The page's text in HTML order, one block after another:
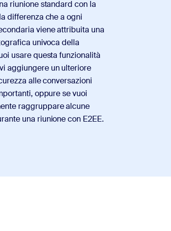
riunione standard con la
differenza che a ogni
viene attribuita una
univoca della
usare questa funzionalità
aggiungere un ulteriore
alle conversazioni
oppure se vuoi
raggruppare alcune
una riunione con E2EE.